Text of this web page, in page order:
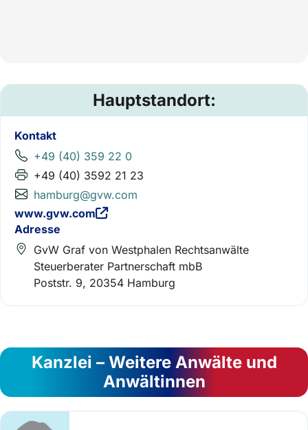
Hauptstandort:
Kontakt
+49 (40) 359 22 0
+49 (40) 3592 21 23
hamburg@gvw.com
www.gvw.com
Adresse
GvW Graf von Westphalen Rechtsanwälte
Steuerberater Partnerschaft mbB
Poststr. 9, 20354 Hamburg
Kanzlei – Weitere Anwälte und
Anwältinnen